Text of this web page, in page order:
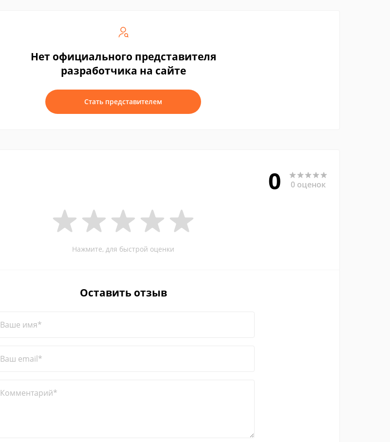
Нет официального представителя
разработчика на сайте
Стать представителем
0 0 оценок
Нажмите, для быстрой оценки
Оставить отзыв
Ваше имя*
Ваш email*
Комментарий*